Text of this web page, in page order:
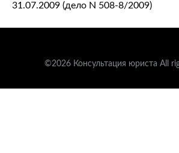
31.07.2009 (дело N 508-8/2009)
©2026 Консультация юриста All